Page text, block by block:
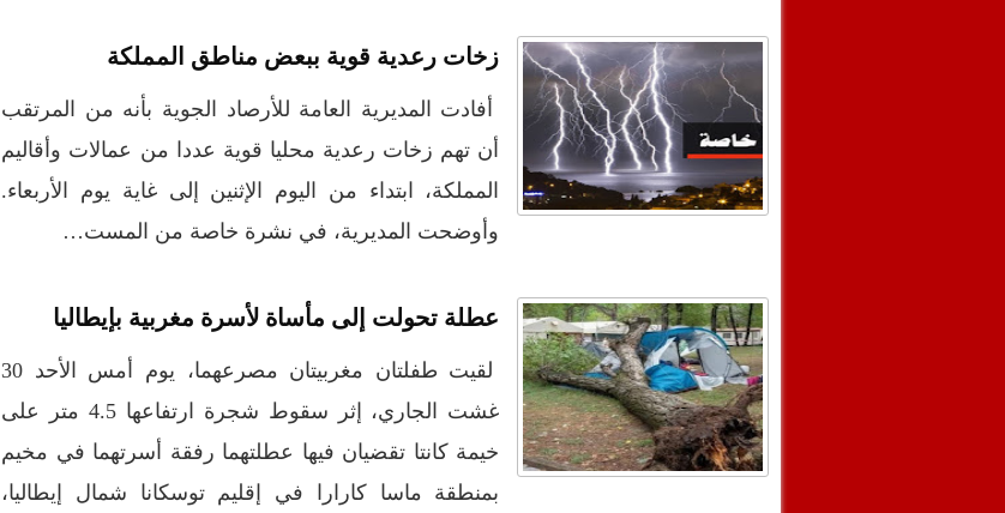
زخات رعدية قوية ببعض مناطق المملكة
أفادت المديرية العامة للأرصاد الجوية بأنه من المرتقب
أن تهم زخات رعدية محليا قوية عددا من عمالات وأقاليم
المملكة، ابتداء من اليوم الإثنين إلى غاية يوم الأربعاء.
وأوضحت المديرية، في نشرة خاصة من المست…
عطلة تحولت إلى مأساة لأسرة مغربية بإيطاليا
لقيت طفلتان مغربيتان مصرعهما، يوم أمس الأحد 30
غشت الجاري، إثر سقوط شجرة ارتفاعها 4.5 متر على
خيمة كانتا تقضيان فيها عطلتهما رفقة أسرتهما في مخيم
بمنطقة ماسا كارارا في إقليم توسكانا شمال إيطاليا،